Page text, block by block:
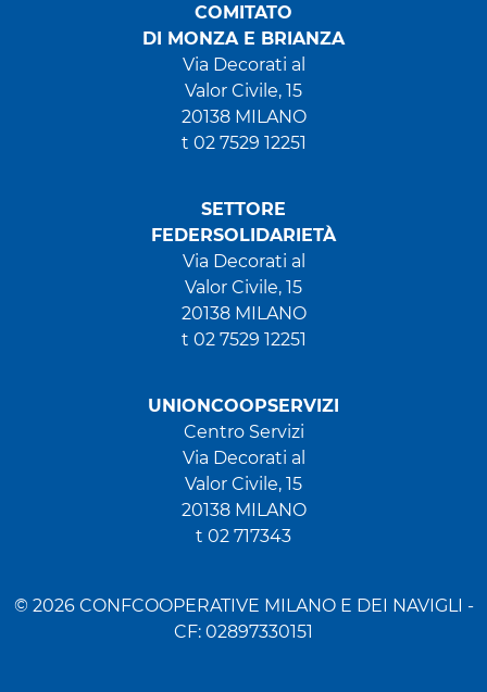
COMITATO
DI MONZA E BRIANZA
Via Decorati al
Valor Civile, 15
20138 MILANO
t 02 7529 12251
SETTORE
FEDERSOLIDARIETÀ
Via Decorati al
Valor Civile, 15
20138 MILANO
t 02 7529 12251
UNIONCOOPSERVIZI
Centro Servizi
Via Decorati al
Valor Civile, 15
20138 MILANO
t 02 717343
© 2026 CONFCOOPERATIVE MILANO E DEI NAVIGLI -
CF: 02897330151